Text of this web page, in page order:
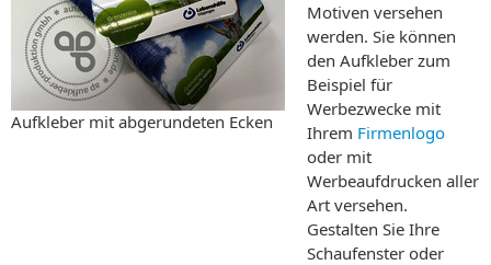
Aufkleber mit abgerundeten Ecken
Motiven versehen
werden. Sie können
den Aufkleber zum
Beispiel für
Werbezwecke mit
Ihrem Firmenlogo
oder mit
Werbeaufdrucken aller
Art versehen.
Gestalten Sie Ihre
Schaufenster oder